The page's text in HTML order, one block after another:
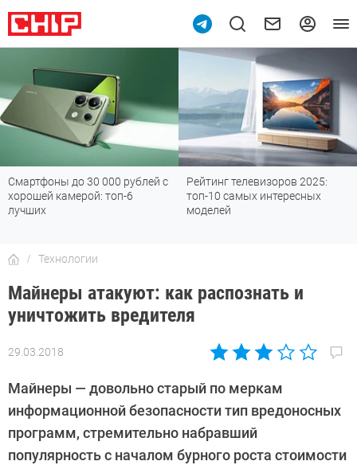
Рейтинг телевизоров 2025:
топ-10 самых интересных
моделей
Большой гид по технике от
CHIP: что выбирать, что
покупать
Технологии
Майнеры атакуют: как распознать и
уничтожить вредителя
29.03.2018
Автор:
Киреев
Майнеры — довольно старый по меркам
информационной безопасности тип вредоносных
программ, стремительно набравший
популярность с началом бурного роста стоимости